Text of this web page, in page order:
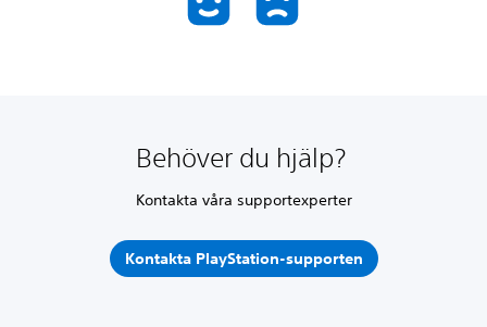
Behöver du hjälp?
Kontakta våra supportexperter
Kontakta PlayStation-supporten